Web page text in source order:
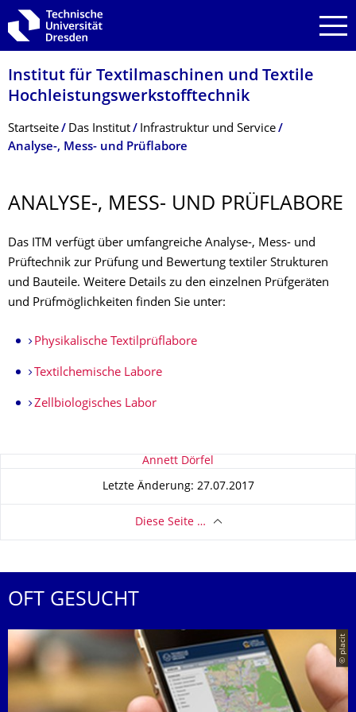
Zur Hauptnavigation springen
Zur Suche springen
Zum Inhalt springen
Institut für Textilmaschinen und Textile
Hochleistungswerk­stofftechnik
Breadcrumb-Menü
Startseite Das Institut
Infrastruktur und Service
Analyse-, Mess- und Prüflabore
ANALYSE-, MESS- UND PRÜFLABORE
Das ITM verfügt über umfangreiche Analyse-, Mess- und
Prüftechnik zur Prüfung und Bewertung textiler Strukturen
und Bauteile. Weitere Details zu den einzelnen Prüfgeräten
und Prüfmöglichkeiten finden Sie unter:
Physikalische Textilprüflabore
Textilchemische Labore
Zellbiologisches Labor
Zu dieser Seite Annett Dörfel
Letzte Änderung: 27.07.2017
Diese Seite …
OFT GESUCHT
© placit